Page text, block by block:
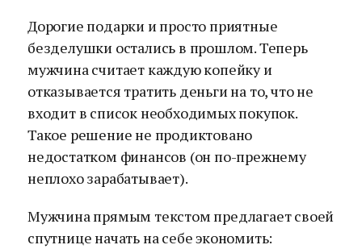
Дорогие подарки и просто приятные
безделушки остались в прошлом. Теперь
мужчина считает каждую копейку и
отказывается тратить деньги на то, что не
входит в список необходимых покупок.
Такое решение не продиктовано
недостатком финансов (он по-прежнему
неплохо зарабатывает).
Мужчина прямым текстом предлагает своей
спутнице начать на себе экономить: